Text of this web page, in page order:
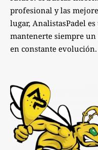
profesional y las
lugar, AnalistasPadel
mantenerte siempre un
en constante evolución.